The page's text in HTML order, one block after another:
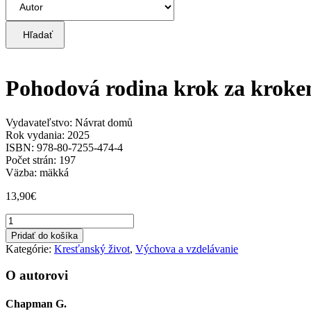
Hľadať
Pohodová rodina krok za
Vydavateľstvo: Návrat domů
Rok vydania: 2025
ISBN: 978-80-7255-474-4
Počet strán: 197
Väzba: mäkká
13,90€
množstvo
Pohodová
rodina
krok
za
krokem
Pridať do košíka
Kategórie: Kresťanský život, Výchova a vzdelávanie
O autorovi
Chapman G.